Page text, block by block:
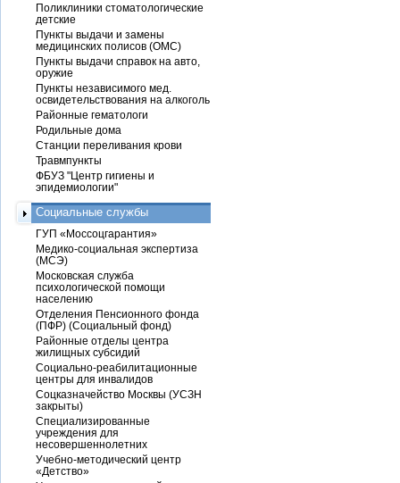
Поликлиники стоматологические
детские
Пункты выдачи и замены
медицинских полисов (ОМС)
Пункты выдачи справок на авто,
оружие
Пункты независимого мед.
освидетельствования на алкоголь
Районные гематологи
Родильные дома
Станции переливания крови
Травмпункты
ФБУЗ "Центр гигиены и
эпидемиологии"
Социальные службы
ГУП «Моссоцгарантия»
Медико-социальная экспертиза
(МСЭ)
Московская служба
психологической помощи
населению
Отделения Пенсионного фонда
(ПФР) (Социальный фонд)
Районные отделы центра
жилищных субсидий
Социально-реабилитационные
центры для инвалидов
Соцказначейство Москвы (УСЗН
закрыты)
Специализированные
учреждения для
несовершеннолетних
Учебно-методический центр
«Детство»